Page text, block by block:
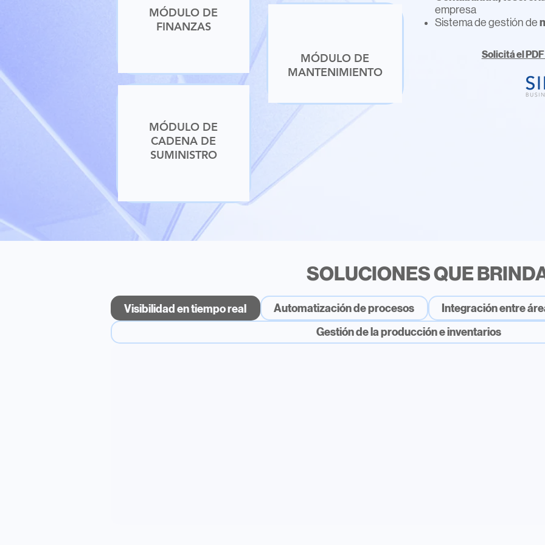
MÓDULO DE
FINANZAS
MÓDULO DE
CADENA DE
SUMINISTRO
MÓDULO DE
MANTENIMIENTO
empresa
Sistema de gestión de
Solicitá el
SOLUCIONES QUE
Visibilidad en tiempo real Automatización de procesos
Integración entre
Gestión de la producción e inventarios